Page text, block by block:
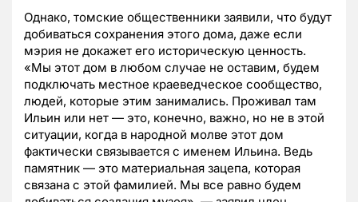
Однако, томские общественники заявили, что будут
добиваться сохранения этого дома, даже если
мэрия не докажет его историческую ценность.
«Мы этот дом в любом случае не оставим, будем
подключать местное краеведческое сообщество,
людей, которые этим занимались. Проживал там
Ильин или нет — это, конечно, важно, но не в этой
ситуации, когда в народной молве этот дом
фактически связывается с именем Ильина. Ведь
памятник — это материальная зацепа, которая
связана с этой фамилией. Мы все равно будем